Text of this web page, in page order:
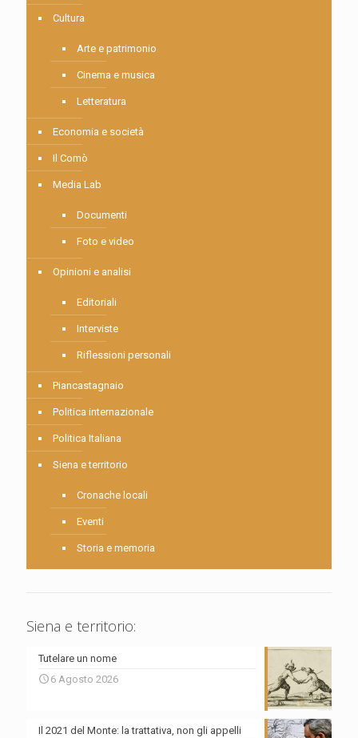
Cultura
Arte e patrimonio
Cinema e musica
Letteratura
Economia e società
Il Comò
Media Lab
Documenti
Foto e video
Opinioni e analisi
Editoriali
Interviste
Riflessioni personali
Piancastagnaio
Politica internazionale
Politica Italiana
Siena e territorio
Cronache locali
Eventi
Storia e memoria
Siena e territorio:
Tutelare un nome
6 Agosto 2026
Il 2021 del Monte: la trattativa, non gli appelli